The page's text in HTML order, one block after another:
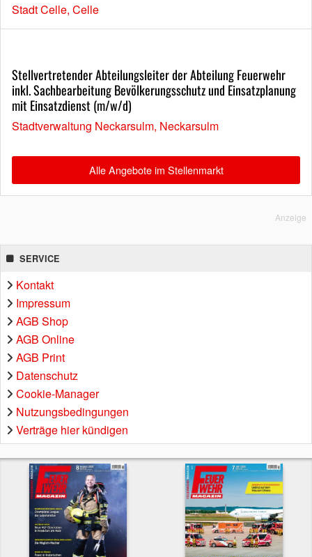
Stadt Celle, Celle
Stellvertretender Abteilungsleiter der Abteilung Feuerwehr
inkl. Sachbearbeitung Bevölkerungsschutz und Einsatzplanung
mit Einsatzdienst (m/w/d)
Stadtverwaltung Neckarsulm, Neckarsulm
Alle Angebote im Stellenmarkt
Anzeige
SERVICE
Kontakt
Impressum
AGB Shop
AGB Online
AGB Print
Datenschutz
Cookie-Manager
Nutzungsbedingungen
Verträge hier kündigen